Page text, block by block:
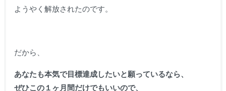
ようやく解放されたのです。
だから、
あなたも本気で目標達成したいと願っているなら、
ぜひこの１ヶ月間だけでもいいので、